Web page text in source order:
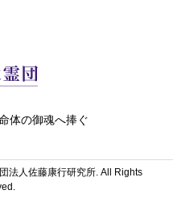
体の御魂へ捧ぐ
法人佐藤康行研究所. All Rights